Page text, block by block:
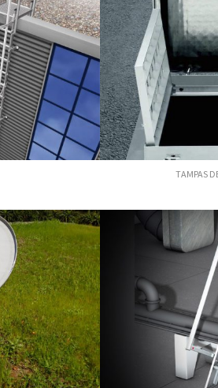
TAMPAS DE